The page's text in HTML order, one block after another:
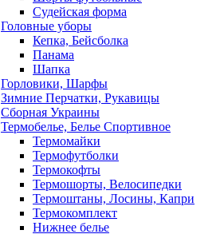
Судейская форма
Головные уборы
Кепка, Бейсболка
Панама
Шапка
Горловики, Шарфы
Зимние Перчатки, Рукавицы
Сборная Украины
Термобелье, Белье Спортивное
Термомайки
Термофутболки
Термокофты
Термошорты, Велосипедки
Термоштаны, Лосины, Капри
Термокомплект
Нижнее белье